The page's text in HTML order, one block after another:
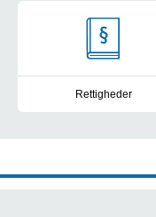
Rettigheder